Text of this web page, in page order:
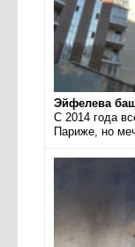
Эйфелева
С 2014 года
Париже, но